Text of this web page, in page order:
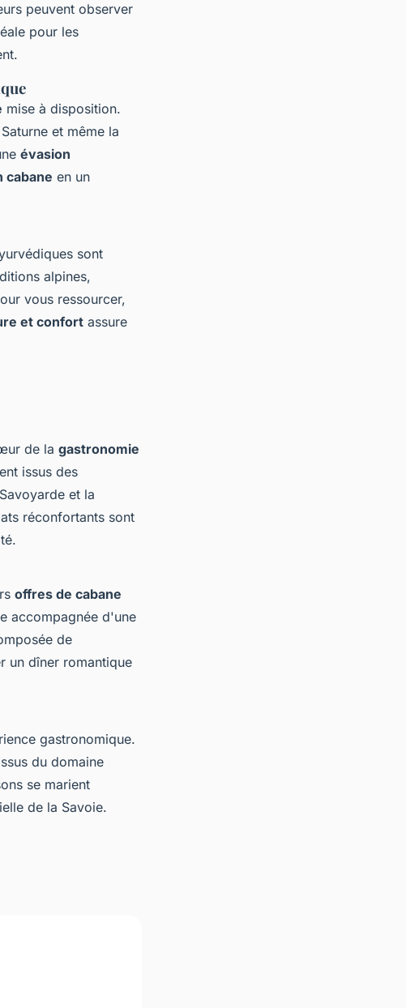
peuvent observer
pour les
mise à disposition.
et même la
évasion
cabane en un
sont
alpines,
vous ressourcer,
et confort assure
de la gastronomie
issus des
et la
réconfortants sont
offres de cabane
accompagnée d'une
de
un dîner romantique
gastronomique.
du domaine
se marient
de la Savoie.